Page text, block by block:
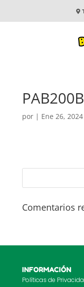
por | Ene 26, 2024
Comentarios
INFORMACIÓN
Políticas de